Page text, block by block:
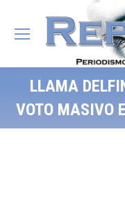
LLAMA
VOTO MASIVO